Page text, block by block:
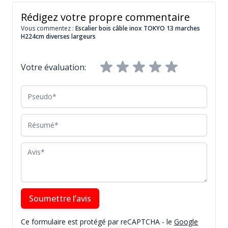
Rédigez votre propre commentaire
Vous commentez : Escalier bois câble inox TOKYO 13 marches
H224cm diverses largeurs
Votre évaluation:
Pseudo
Résumé
Avis
Soumettre l’avis
Ce formulaire est protégé par reCAPTCHA - le Google